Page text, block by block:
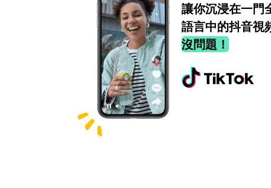
讓你沉浸在一門
語言中的抖音視
沒問題！